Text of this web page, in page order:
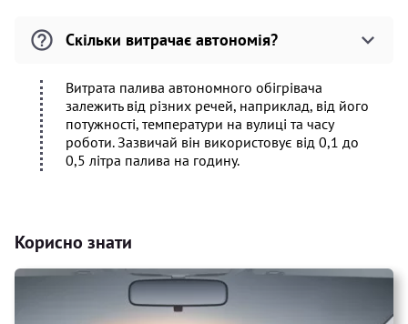
Скільки витрачає автономія?
Витрата палива автономного обігрівача
залежить від різних речей, наприклад, від його
потужності, температури на вулиці та часу
роботи. Зазвичай він використовує від 0,1 до
0,5 літра палива на годину.
Корисно знати